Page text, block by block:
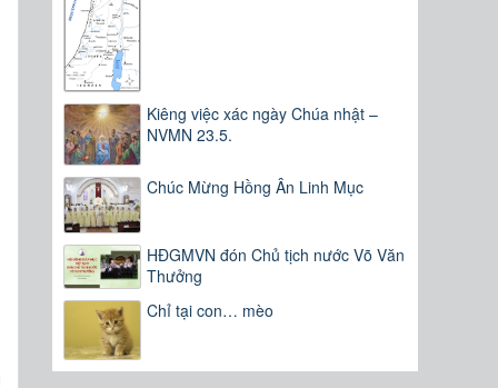
Kiêng việc xác ngày Chúa nhật –
NVMN 23.5.
Chúc Mừng Hồng Ân Linh Mục
HĐGMVN đón Chủ tịch nước Võ Văn
Thưởng
Chỉ tại con… mèo